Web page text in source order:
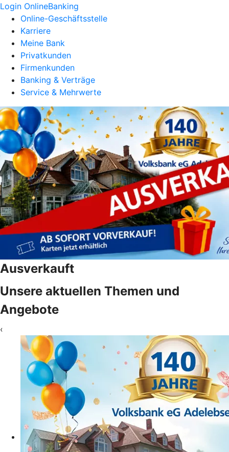
Login OnlineBanking
Online-Geschäftsstelle
Karriere
Meine Bank
Privatkunden
Firmenkunden
Banking & Verträge
Service & Mehrwerte
Ausverkauft
Unsere aktuellen Themen und
Angebote
‹